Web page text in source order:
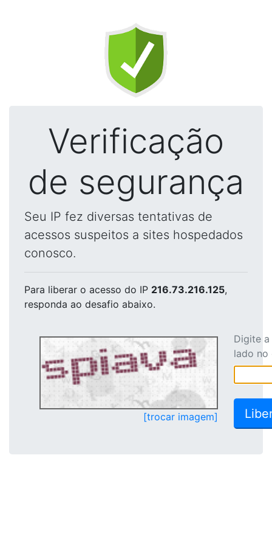
Verificação
de segurança
Seu IP fez diversas tentativas de
acessos suspeitos a sites hospedados
conosco.
Para liberar o acesso do IP 216.73.216.125,
responda ao desafio abaixo.
[trocar imagem]
Digite
lado no